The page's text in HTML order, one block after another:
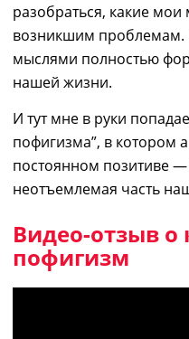
разобраться, какие
возникшим
мыслями полностью
нашей жизни.
И тут мне в руки
пофигизма”, в котором
постоянном позитиве
неотъемлемая часть
Видео-отзыв о
пофигизм